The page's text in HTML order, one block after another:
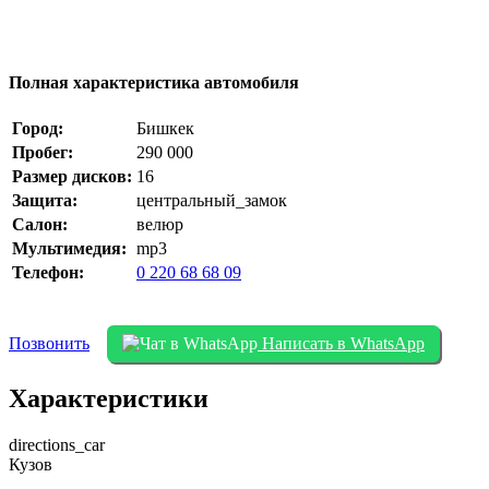
Полная характеристика автомобиля
Город:
Бишкек
Пробег:
290 000
Размер дисков: 16
Защита:
центральный_замок
Салон:
велюр
Мультимедия: mp3
Телефон:
0 220 68 68 09
Позвонить Написать в WhatsApp
Характеристики
directions_car
Кузов